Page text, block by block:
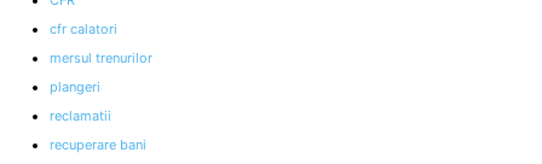
cfr calatori
mersul trenurilor
plangeri
reclamatii
recuperare bani